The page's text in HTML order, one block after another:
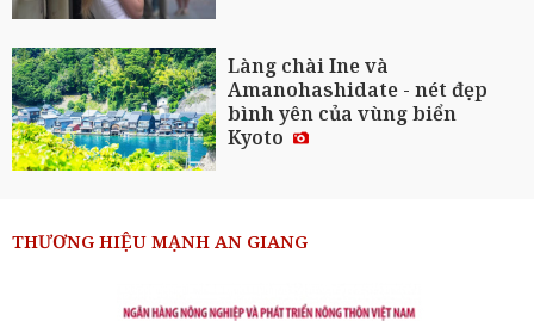
Làng chài Ine và
Amanohashidate - nét đẹp
bình yên của vùng biển
Kyoto
THƯƠNG HIỆU MẠNH AN GIANG